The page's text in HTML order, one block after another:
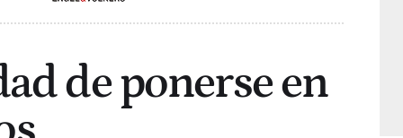
de ponerse en